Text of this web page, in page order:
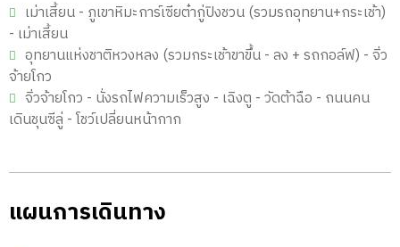
เม่าเสี้ยน - ภูเขาหิมะการ์เซียต๋ากู่ปิงชวน (รวมรถอุทยาน+กระเช้า)
- เม่าเสี้ยน
อุทยานแห่งชาติหวงหลง (รวมกระเช้าขาขึ้น - ลง + รถกอล์ฟ) - จิ่ว
จ้ายโกว
จิ่วจ้ายโกว - นั่งรถไฟความเร็วสูง - เฉิงตู - วัดต้าฉือ - ถนนคน
เดินชุนซีลู่ - โชว์เปลี่ยนหน้ากาก
แผนการเดินทาง